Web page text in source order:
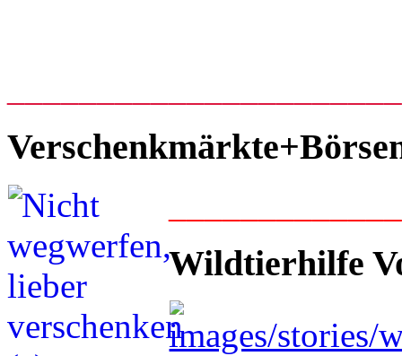
Wildtierhilfe